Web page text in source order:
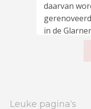
daarvan
in de Glarner
Leuke pagina‘s